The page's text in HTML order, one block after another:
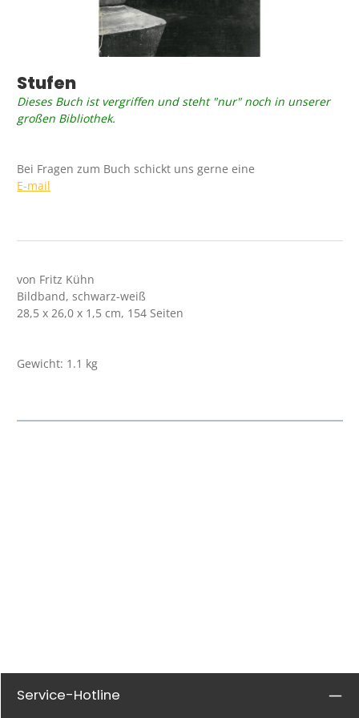
Stufen
Dieses Buch ist vergriffen und steht "nur" noch in unserer
großen Bibliothek.
Bei Fragen zum Buch schickt uns gerne eine
E-mail
von Fritz Kühn
Bildband, schwarz-weiß
28,5 x 26,0 x 1,5 cm, 154 Seiten
Gewicht: 1.1 kg
Service-Hotline